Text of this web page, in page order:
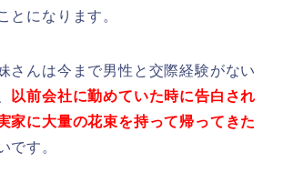
とになります。
さんは今まで男性と交際経験がない
以前会社に勤めていた時に告白され
家に大量の花束を持って帰ってきた
です。